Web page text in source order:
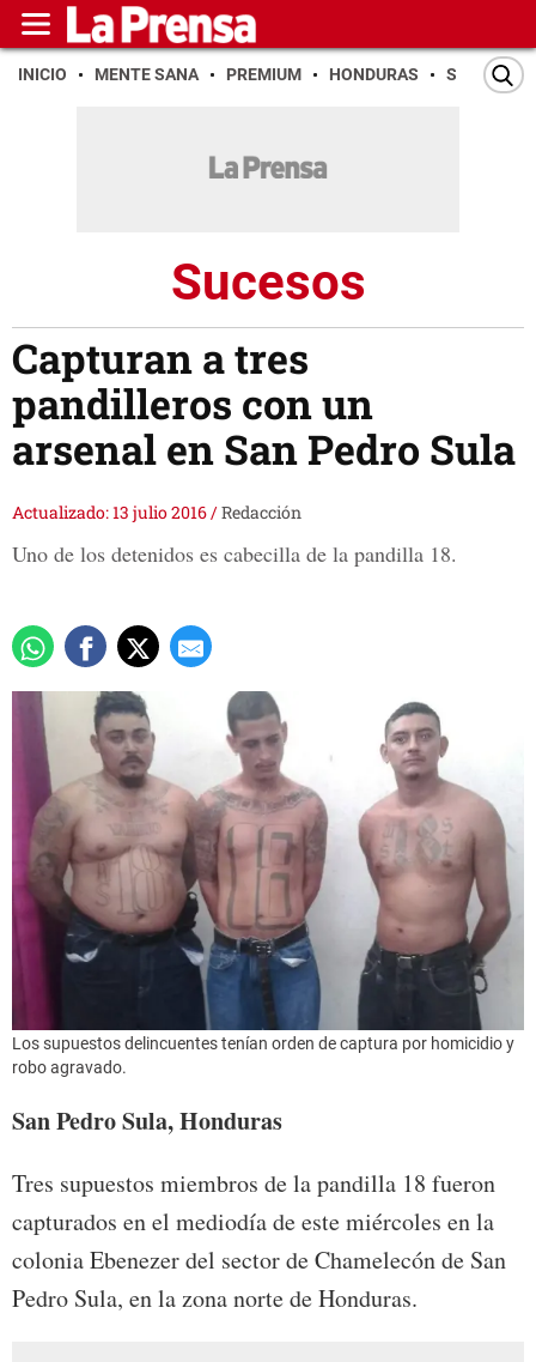
INICIO MENTE SANA PREMIUM HONDURAS SAN PEDRO
Sucesos
Capturan a tres
pandilleros con un
arsenal en San Pedro Sula
Actualizado: 13 julio 2016/Redacción
Uno de los detenidos es cabecilla de la pandilla 18.
Los supuestos delincuentes tenían orden de captura por homicidio y
robo agravado.
San Pedro Sula, Honduras
Tres supuestos miembros de la pandilla 18 fueron
capturados en el mediodía de este miércoles en la
colonia Ebenezer del sector de Chamelecón de San
Pedro Sula, en la zona norte de Honduras.